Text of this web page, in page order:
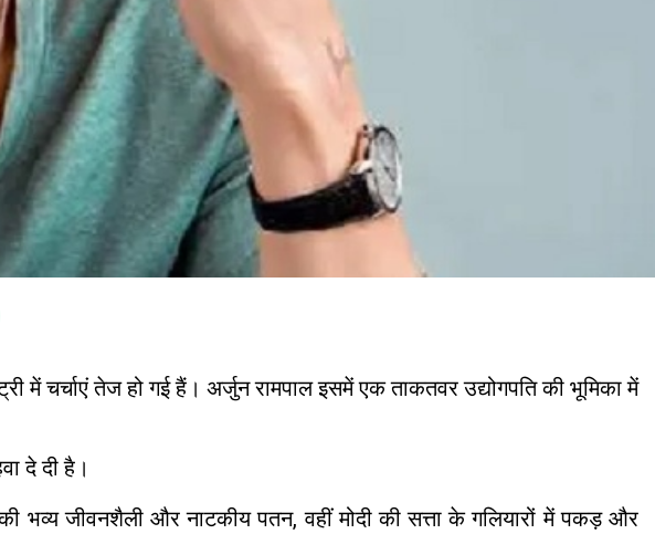
में चर्चाएं तेज हो गई हैं। अर्जुन रामपाल इसमें एक ताकतवर उद्योगपति की भूमिका में
दे दी है।
की भव्य जीवनशैली और नाटकीय पतन, वहीं मोदी की सत्ता के गलियारों में पकड़ और